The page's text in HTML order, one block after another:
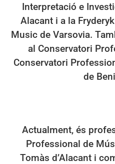
Interpretació e
Alacant i a la
Music de Varsovia.
al Conservatori
Conservatori
de
Actualment, és
Professional de
Tomàs d’Alacant i